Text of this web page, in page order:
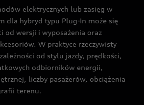
elektrycznych lub zasięg w
dla hybryd typu Plug-In może się
od wersji i wyposażenia oraz
W praktyce rzeczywisty
od stylu jazdy, prędkości,
odbiorników energii,
liczby pasażerów, obciążenia
terenu.